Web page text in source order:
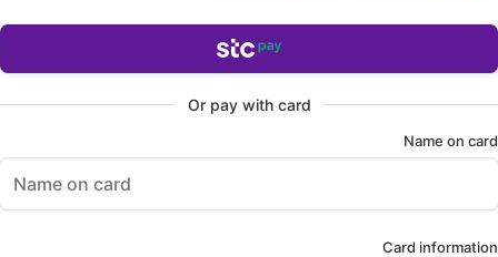
Or pay with card
Name on card
Card information